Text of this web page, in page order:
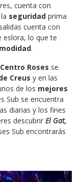
cuenta con
seguridad prima
cuenta con
eslora, lo que te
.
Centro Roses se
Creus y en las
de los mejores
Sub se encuentra
diarias y los fines
descubrirEl Gat,
Sub encontrarás